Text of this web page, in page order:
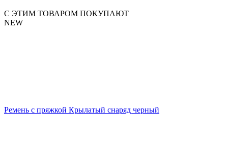
С ЭТИМ ТОВАРОМ ПОКУПАЮТ
NEW
Ремень с пряжкой Крылатый снаряд черный